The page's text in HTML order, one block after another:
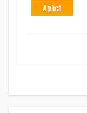
Aplică